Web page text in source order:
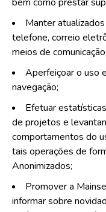
Manter
telefone, correio
meios de comunicação;
Aperfeiçoar o uso
navegação;
Efetuar
de projetos e
comportamentos do
tais operações de
Anonimizados;
Promover a
informar sobre